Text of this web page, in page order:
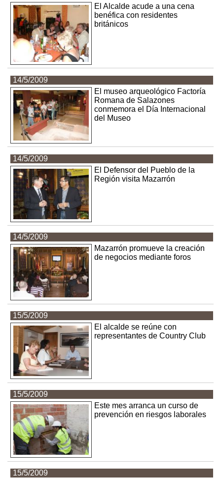
El Alcalde acude a una cena
benéfica con residentes
británicos
14/5/2009
El museo arqueológico Factoría
Romana de Salazones
conmemora el Día Internacional
del Museo
14/5/2009
El Defensor del Pueblo de la
Región visita Mazarrón
14/5/2009
Mazarrón promueve la creación
de negocios mediante foros
15/5/2009
El alcalde se reúne con
representantes de Country Club
15/5/2009
Este mes arranca un curso de
prevención en riesgos laborales
15/5/2009